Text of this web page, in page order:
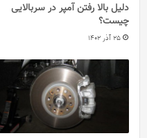
دلیل بالا رفتن آمپر در سربالایی
چیست؟
25 آذر 1402